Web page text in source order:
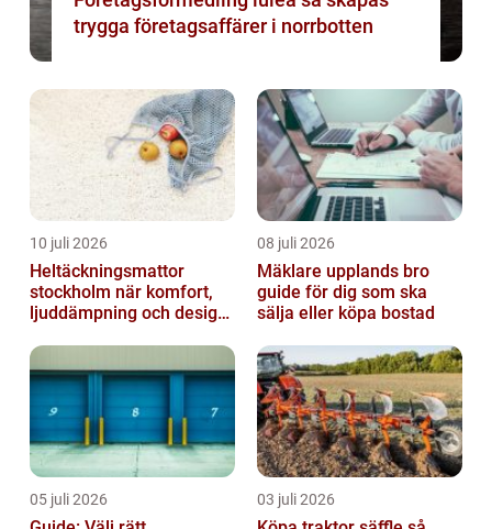
trygga företagsaffärer i norrbotten
10 juli 2026
Heltäckningsmattor
stockholm när komfort,
ljuddämpning och design
08 juli 2026
Mäklare upplands bro
guide för dig som ska
sälja eller köpa bostad
05 juli 2026 03 juli 2026